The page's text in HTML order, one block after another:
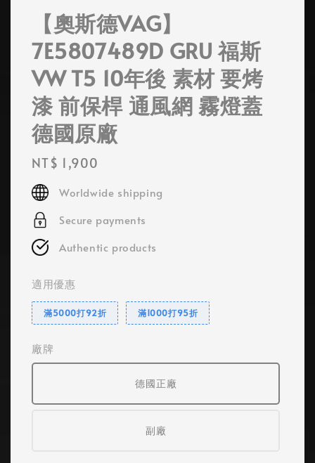
【奧斯德VAG】
7E5807489D GRU 福斯
VW T5 10年後 素材 要烤
漆 前保桿 通風網 霧燈蓋
德國原廠
Regular
price
NT$ 1,900
Worldwide shipping
Secure payments
Authentic products
適用優惠
滿5000打92折 滿1000打95折
廠牌
德國正廠
副廠